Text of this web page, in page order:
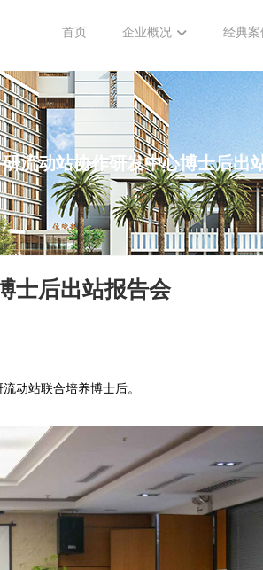
首页 企业概况 经典案
流动站协作研发中心博士后出
士后出站报告会
动站联合培养博士后。